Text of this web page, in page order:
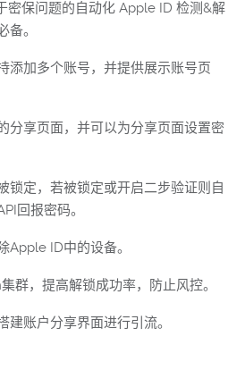
密保问题的自动化 Apple ID 检测&解
备。
添加多个账号，并提供展示账号页
分享页面，并可以为分享页面设置密
锁定，若被锁定或开启二步验证则自
回报密码。
Apple ID中的设备。
群，提高解锁成功率，防止风控。
建账户分享界面进行引流。